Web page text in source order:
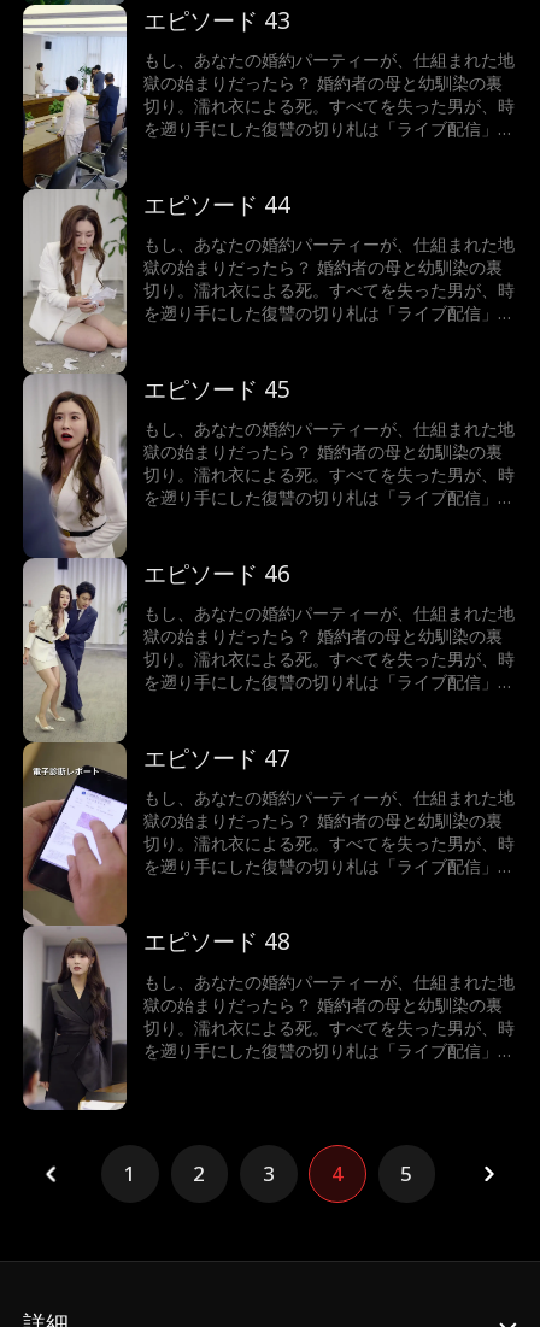
黒幕は、一体誰なのか？ 画面の向こうで、あな
たは衝撃の結末を目撃する。
エピソード 43
もし、あなたの婚約パーティーが、仕組まれた地
獄の始まりだったら？ 婚約者の母と幼馴染の裏
切り。濡れ衣による死。すべてを失った男が、時
を遡り手にした復讐の切り札は「ライブ配信」だ
黒幕は、一体誰なのか？ 画面の向こうで、あな
たは衝撃の結末を目撃する。
エピソード 44
もし、あなたの婚約パーティーが、仕組まれた地
獄の始まりだったら？ 婚約者の母と幼馴染の裏
切り。濡れ衣による死。すべてを失った男が、時
を遡り手にした復讐の切り札は「ライブ配信」だ
黒幕は、一体誰なのか？ 画面の向こうで、あな
たは衝撃の結末を目撃する。
エピソード 45
もし、あなたの婚約パーティーが、仕組まれた地
獄の始まりだったら？ 婚約者の母と幼馴染の裏
切り。濡れ衣による死。すべてを失った男が、時
を遡り手にした復讐の切り札は「ライブ配信」だ
黒幕は、一体誰なのか？ 画面の向こうで、あな
たは衝撃の結末を目撃する。
エピソード 46
もし、あなたの婚約パーティーが、仕組まれた地
獄の始まりだったら？ 婚約者の母と幼馴染の裏
切り。濡れ衣による死。すべてを失った男が、時
を遡り手にした復讐の切り札は「ライブ配信」だ
黒幕は、一体誰なのか？ 画面の向こうで、あな
たは衝撃の結末を目撃する。
エピソード 47
もし、あなたの婚約パーティーが、仕組まれた地
獄の始まりだったら？ 婚約者の母と幼馴染の裏
切り。濡れ衣による死。すべてを失った男が、時
を遡り手にした復讐の切り札は「ライブ配信」だ
黒幕は、一体誰なのか？ 画面の向こうで、あな
たは衝撃の結末を目撃する。
エピソード 48
もし、あなたの婚約パーティーが、仕組まれた地
獄の始まりだったら？ 婚約者の母と幼馴染の裏
切り。濡れ衣による死。すべてを失った男が、時
を遡り手にした復讐の切り札は「ライブ配信」だ
たは衝撃の結末を目撃する。
1 2 3 4 5